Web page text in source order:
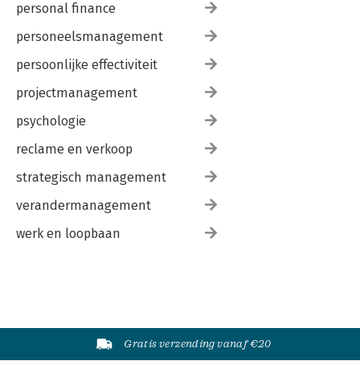
personal finance
personeelsmanagement
persoonlijke effectiviteit
projectmanagement
psychologie
reclame en verkoop
strategisch management
verandermanagement
werk en loopbaan
Gratis verzending vanaf €20